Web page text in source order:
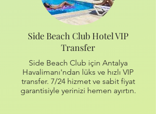
Side Beach Club Hotel VIP
Transfer
Side Beach Club için Antalya
Havalimanı'ndan lüks ve hızlı VIP
transfer. 7/24 hizmet ve sabit fiyat
garantisiyle yerinizi hemen ayırtın.